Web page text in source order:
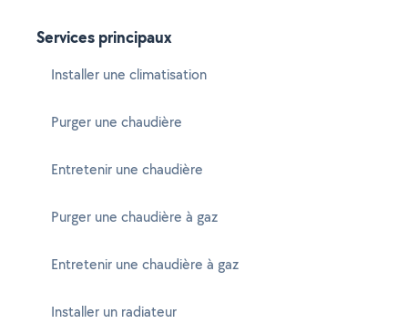
Services principaux
Installer une climatisation
Purger une chaudière
Entretenir une chaudière
Purger une chaudière à gaz
Entretenir une chaudière à gaz
Installer un radiateur